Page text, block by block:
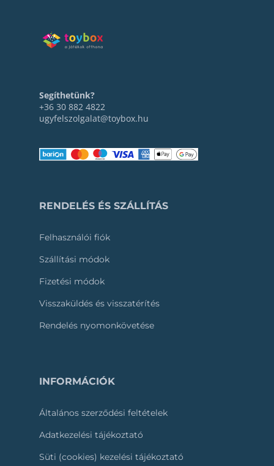
Segíthetünk?
+36 30 882 4822
ugyfelszolgalat@toybox.hu
RENDELÉS ÉS SZÁLLÍTÁS
Felhasználói fiók
Szállítási módok
Fizetési módok
Visszaküldés és visszatérítés
Rendelés nyomonkövetése
INFORMÁCIÓK
Általános szerződési feltételek
Adatkezelési tájékoztató
Süti (cookies) kezelési tájékoztató